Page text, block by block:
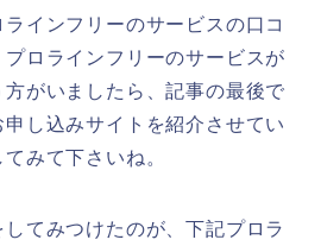
インフリーのサービスの口コ
プロラインフリーのサービスが
がいましたら、記事の最後で
し込みサイトを紹介させてい
みて下さいね。
てみつけたのが、下記プロラ